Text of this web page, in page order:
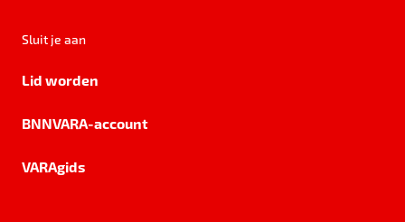
Sluit je aan
Lid worden
BNNVARA-account
VARAgids